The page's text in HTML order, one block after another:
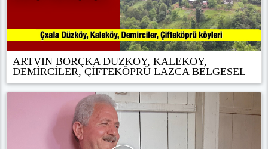
ARTVİN BORÇKA DÜZKÖY, KALEKÖY,
DEMİRCİLER, ÇİFTEKÖPRÜ LAZCA BELGESEL